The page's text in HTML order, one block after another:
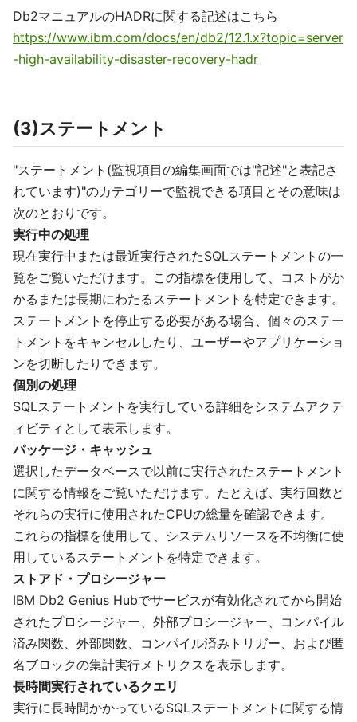
Db2マニュアルのHADRに関する記述はこちら
https://www.ibm.com/docs/en/db2/12.1.x?topic=server
-high-availability-disaster-recovery-hadr
(3)ステートメント
"ステートメント(監視項目の編集画面では"記述"と表記さ
れています)"のカテゴリーで監視できる項目とその意味は
次のとおりです。
実行中の処理
現在実行中または最近実行されたSQLステートメントの一
覧をご覧いただけます。この指標を使用して、コストがか
かるまたは長期にわたるステートメントを特定できます。
ステートメントを停止する必要がある場合、個々のステー
トメントをキャンセルしたり、ユーザーやアプリケーショ
ンを切断したりできます。
個別の処理
SQLステートメントを実行している詳細をシステムアクテ
ィビティとして表示します。
パッケージ・キャッシュ
選択したデータベースで以前に実行されたステートメント
に関する情報をご覧いただけます。たとえば、実行回数と
それらの実行に使用されたCPUの総量を確認できます。
これらの指標を使用して、システムリソースを不均衡に使
用しているステートメントを特定できます。
ストアド・プロシージャー
IBM Db2 Genius Hubでサービスが有効化されてから開始
されたプロシージャー、外部プロシージャー、コンパイル
済み関数、外部関数、コンパイル済みトリガー、および匿
名ブロックの集計実行メトリクスを表示します。
長時間実行されているクエリ
実行に長時間かかっているSQLステートメントに関する情